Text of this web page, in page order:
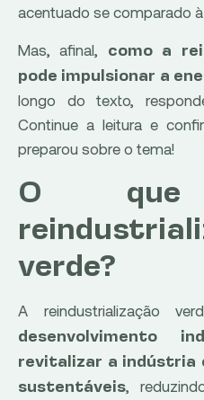
acentuado se comparado à
Mas, afinal, como a
pode impulsionar a
longo do texto,
Continue a leitura e
preparou sobre o tema!
O
verde?
A reindustrialização
desenvolvimento
revitalizar a indústria
sustentáveis ,